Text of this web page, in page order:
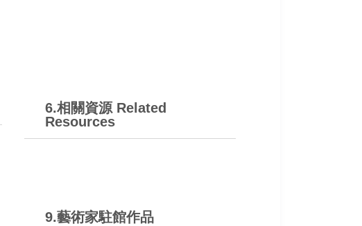
6.相關資源 Related
Resources
9.藝術家駐館作品